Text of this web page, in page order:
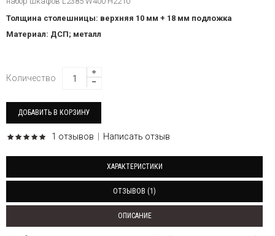
Толщина столешницы: верхняя 10 мм + 18 мм подложка
Материал: ДСП; металл
Количество
1 отзывов Написать отзыв
ХАРАКТЕРИСТИКИ
ОТЗЫВОВ (1)
ОПИСАНИЕ